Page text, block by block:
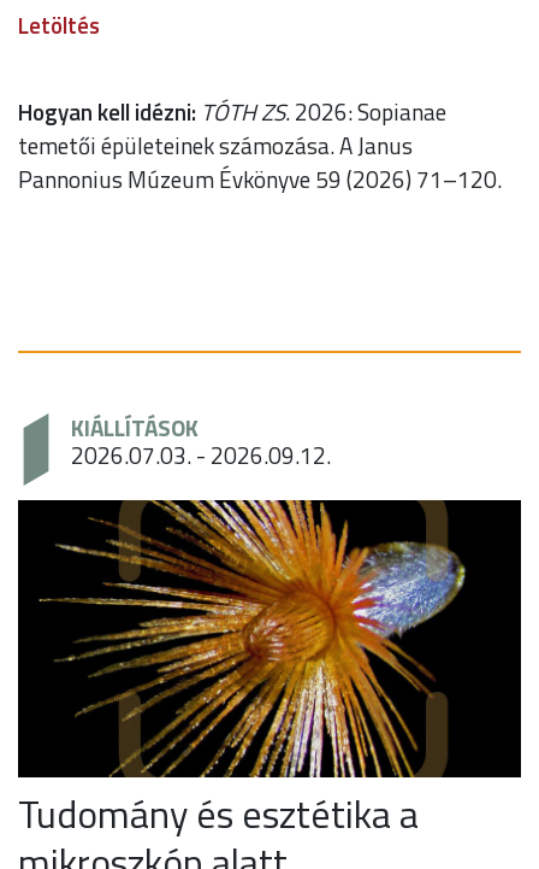
Letöltés
Hogyan kell idézni: TÓTH ZS.2026: Sopianae
temetői épületeinek számozása. A Janus
Pannonius Múzeum Évkönyve 59 (2026) 71–120.
KIÁLLÍTÁSOK
2026.07.03. - 2026.09.12.
Tudomány és esztétika a